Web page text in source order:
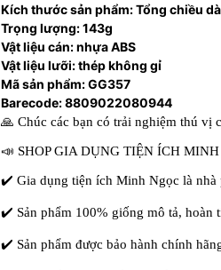
Kích thước sản phẩm: Tổng chiều
Trọng lượng: 143g
Vật liệu cán: nhựa ABS
Vật liệu lưỡi: thép không gỉ
Mã sản phẩm: GG357
Barecode: 8809022080944
🙏 Chúc các bạn có trải nghiệm thú vị
📣 SHOP GIA DỤNG TIỆN ÍCH
✔ Gia dụng tiện ích Minh Ngọc là
✔ Sản phẩm 100% giống mô tả,
✔ Sản phẩm được bảo hành chính